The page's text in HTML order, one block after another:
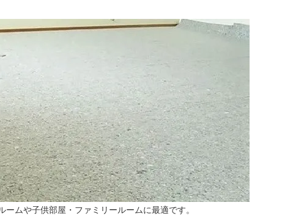
ムや子供部屋・ファミリールームに最適です。